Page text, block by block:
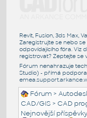
Revit, Fusion, 3ds Max,
Zaregistrujte se nebo
odpovídajícího fóra. Viz
registrovat? Zeptejte se
Fórum nenahrazuje
Studio) - přímá
Fórum >
CAD/GIS > CAD
Nejnovější příspěvky